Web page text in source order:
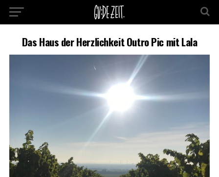
Das Haus der Herzlichkeit Outro Pic mit Lala